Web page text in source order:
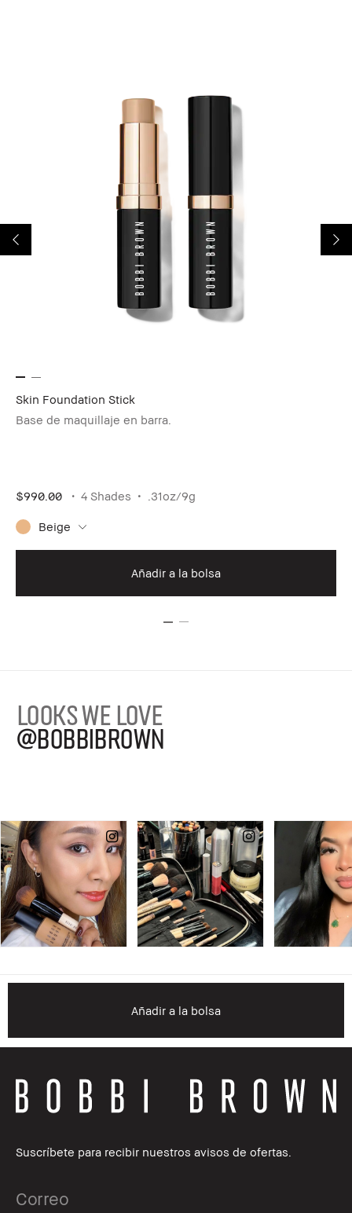
Skin Foundation Stick
Base de maquillaje en barra.
$990.00 4 Shades .31oz/9g
Beige
Añadir a la bolsa
LOOKS WE LOVE
@BOBBIBROWN
Añadir a la bolsa
Suscríbete para recibir nuestros avisos de ofertas.